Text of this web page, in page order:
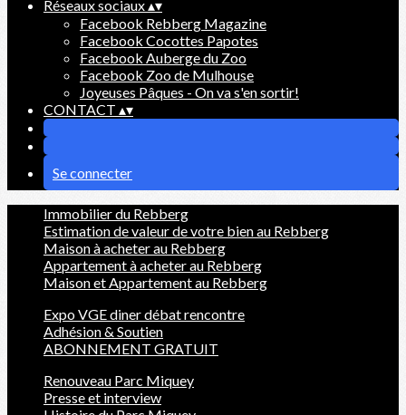
Réseaux sociaux▴▾
Facebook Rebberg Magazine
Facebook Cocottes Papotes
Facebook Auberge du Zoo
Facebook Zoo de Mulhouse
Joyeuses Pâques - On va s'en sortir!
CONTACT ▴▾
Se connecter
Immobilier du Rebberg
Estimation de valeur de votre bien au Rebberg
Maison à acheter au Rebberg
Appartement à acheter au Rebberg
Maison et Appartement au Rebberg
Expo VGE diner débat rencontre
Adhésion & Soutien
ABONNEMENT GRATUIT
Renouveau Parc Miquey
Presse et interview